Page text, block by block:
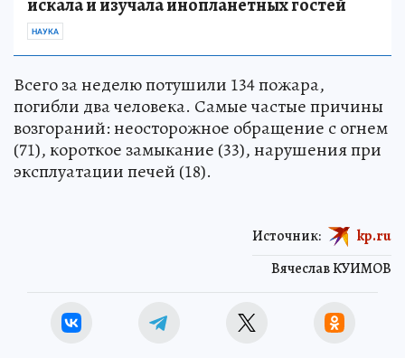
НАУКА
Всего за неделю потушили 134 пожара,
погибли два человека. Самые частые причины
возгораний: неосторожное обращение с огнем
(71), короткое замыкание (33), нарушения при
эксплуатации печей (18).
Вячеслав КУИМОВ
Источник: kp.ru